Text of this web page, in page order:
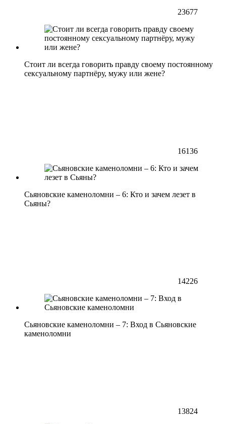
23677
Стоит ли всегда говорить правду своему постоянному
сексуальному партнёру, мужу или жене?
16136
Сьяновские каменоломни – 6: Кто и зачем лезет в
Сьяны?
14226
Сьяновские каменоломни – 7: Вход в Сьяновские
каменоломни
13824